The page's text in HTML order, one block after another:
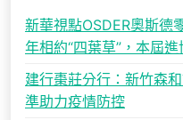
新華視點OSDER奧斯德
年相約“四葉草”，本屆
建行棗莊分行：新竹森
準助力疫情防控